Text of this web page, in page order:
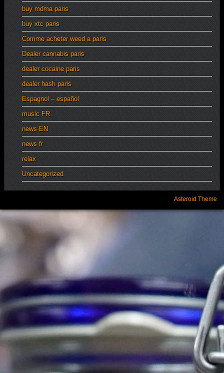
buy mdma paris
buy xtc paris
Comme acheter weed a paris
Dealer cannabis paris
dealer cocaine paris
dealer hash paris
Espagnol – español
music FR
news EN
news fr
relax
Uncategorized
Asteroid Theme